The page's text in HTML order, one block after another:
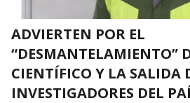
ADVIERTEN POR EL
“DESMANTELAMIENTO”
CIENTÍFICO Y LA SALIDA
INVESTIGADORES DEL